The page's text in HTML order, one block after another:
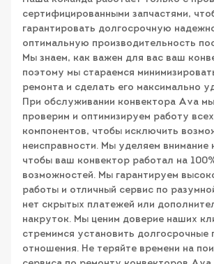
сертифицированными запчастями,
гарантировать долгосрочную
оптимальную производительность
Мы знаем, как важен для вас ваш
поэтому мы стараемся
ремонта и сделать его максимально
При обслуживании конвектора Ava
проверим и оптимизируем работу
компонентов, чтобы исключить
неисправности. Мы уделяем внимание
чтобы ваш конвектор работал на
возможностей. Мы гарантируем
работы и отличный сервис по
нет скрытых платежей или
накруток. Мы ценим доверие наших
стремимся установить долгосрочные
отношения. Не теряйте времени на